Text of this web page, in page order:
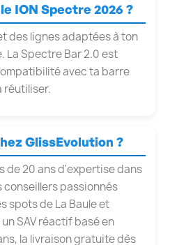
ION Spectre 2026 ?
des lignes adaptées à ton
La Spectre Bar 2.0 est
avec ta barre
réutiliser.
GlissEvolution ?
de 20 ans d'expertise dans
conseillers passionnés
spots de La Baule et
SAV réactif basé en
la livraison gratuite dès